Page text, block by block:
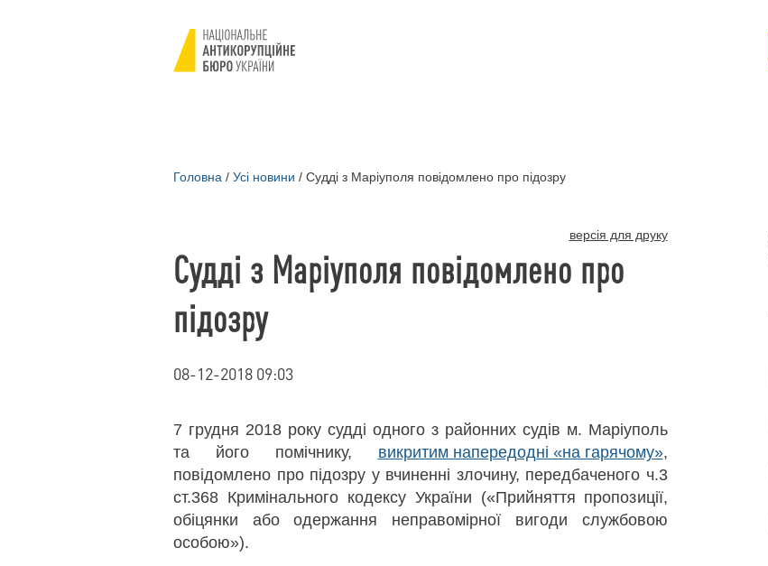
Головна / Усі новини / Судді з Маріуполя повідомлено про підозру
версія для друку
Судді з Маріуполя повідомлено про
підозру
08-12-2018 09:03
7 грудня 2018 року судді одного з районних судів м. Маріуполь
та його помічнику, викритим напередодні «на гарячому»,
повідомлено про підозру у вчиненні злочину, передбаченого ч.3
ст.368 Кримінального кодексу України («Прийняття пропозиції,
обіцянки або одержання неправомірної вигоди службовою
особою»).